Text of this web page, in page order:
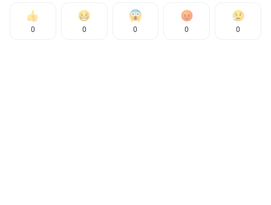
0 0 0 0 0